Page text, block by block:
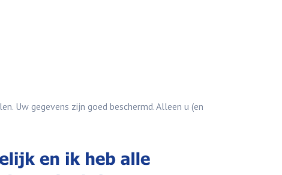
Uw gegevens zijn goed beschermd. Alleen u (en